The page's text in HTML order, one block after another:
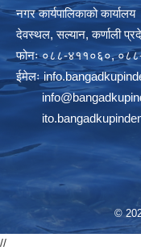
नगर कार्यपालिकाको कार्यालय
देवस्थल, सल्यान, कर्णाली
फोनः ०८८-४११०६०,
ईमेलः
©
//